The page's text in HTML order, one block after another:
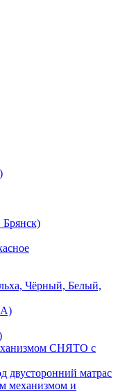
Брянск)
Чёрный, Белый,
СНЯТО с
двусторонний матрас
механизмом и